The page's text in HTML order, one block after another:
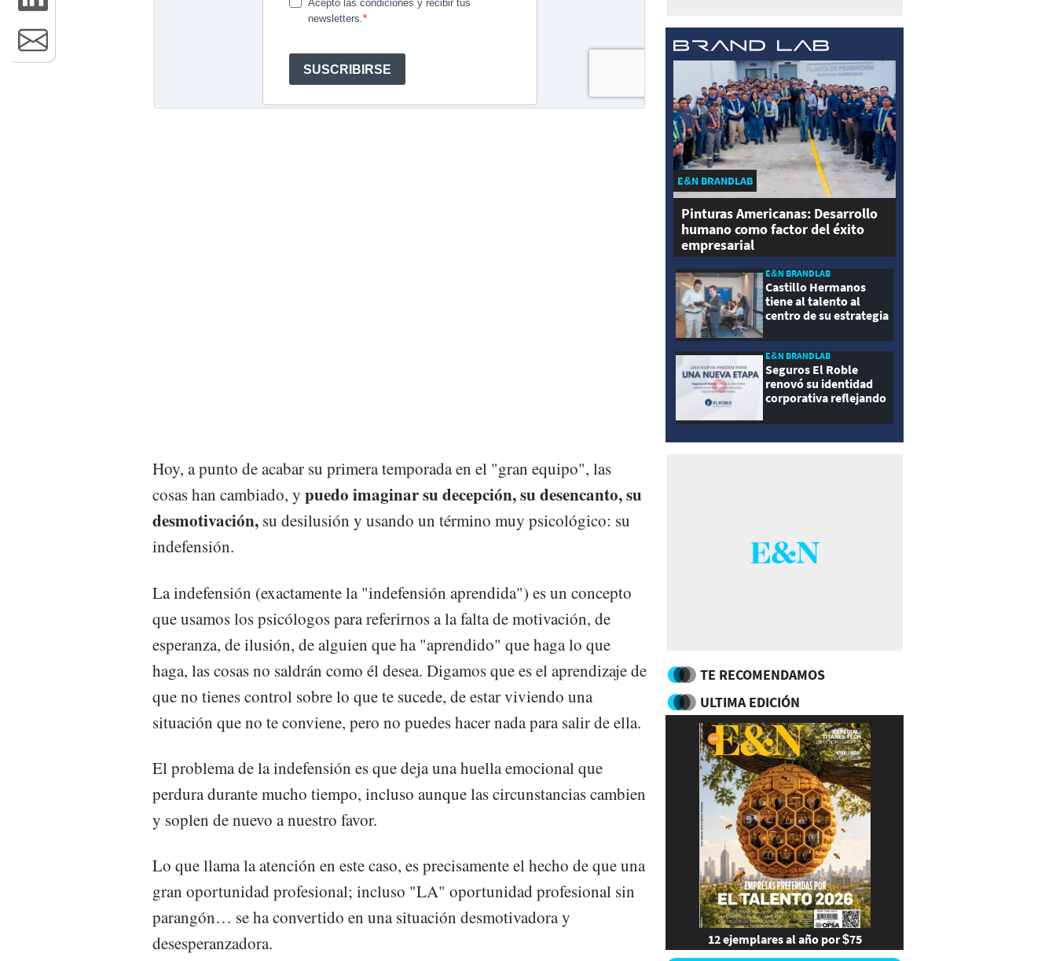
Hoy, a punto de acabar su primera temporada en el "gran equipo", las
cosas han cambiado, y puedo imaginar su decepción, su desencanto, su
desmotivación, su desilusión y usando un término muy psicológico: su
indefensión.
La indefensión (exactamente la "indefensión aprendida") es un concepto
que usamos los psicólogos para referirnos a la falta de motivación, de
esperanza, de ilusión, de alguien que ha "aprendido" que haga lo que
haga, las cosas no saldrán como él desea. Digamos que es el aprendizaje de
que no tienes control sobre lo que te sucede, de estar viviendo una
situación que no te conviene, pero no puedes hacer nada para salir de ella.
El problema de la indefensión es que deja una huella emocional que
perdura durante mucho tiempo, incluso aunque las circunstancias cambien
y soplen de nuevo a nuestro favor.
Lo que llama la atención en este caso, es precisamente el hecho de que una
gran oportunidad profesional; incluso "LA" oportunidad profesional sin
parangón… se ha convertido en una situación desmotivadora y
desesperanzadora.
E&N BRANDLAB
Pinturas Americanas: Desarrollo
humano como factor del éxito
empresarial
E&N BRANDLAB
Castillo Hermanos
tiene al talento al
centro de su estrategia
E&N BRANDLAB
Seguros El Roble
renovó su identidad
corporativa reflejando
modernidad
TE RECOMENDAMOS
ULTIMA EDICIÓN
12 ejemplares al año por $75